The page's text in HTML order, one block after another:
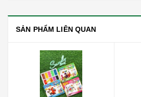
SẢN PHẨM LIÊN QUAN